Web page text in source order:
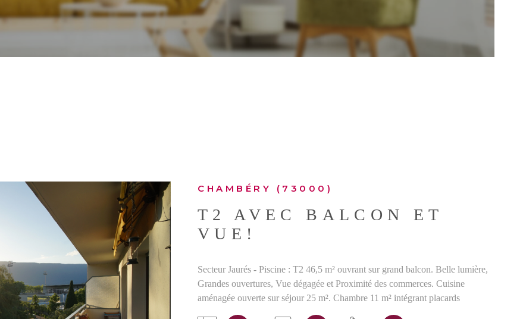
CHAMBÉRY (73000)
T2 AVEC BALCON ET
VUE!
Secteur Jaurés - Piscine : T2 46,5 m² ouvrant sur grand balcon. Belle lumière,
Grandes ouvertures, Vue dégagée et Proximité des commerces. Cuisine
aménagée ouverte sur séjour 25 m². Chambre 11 m² intégrant placards